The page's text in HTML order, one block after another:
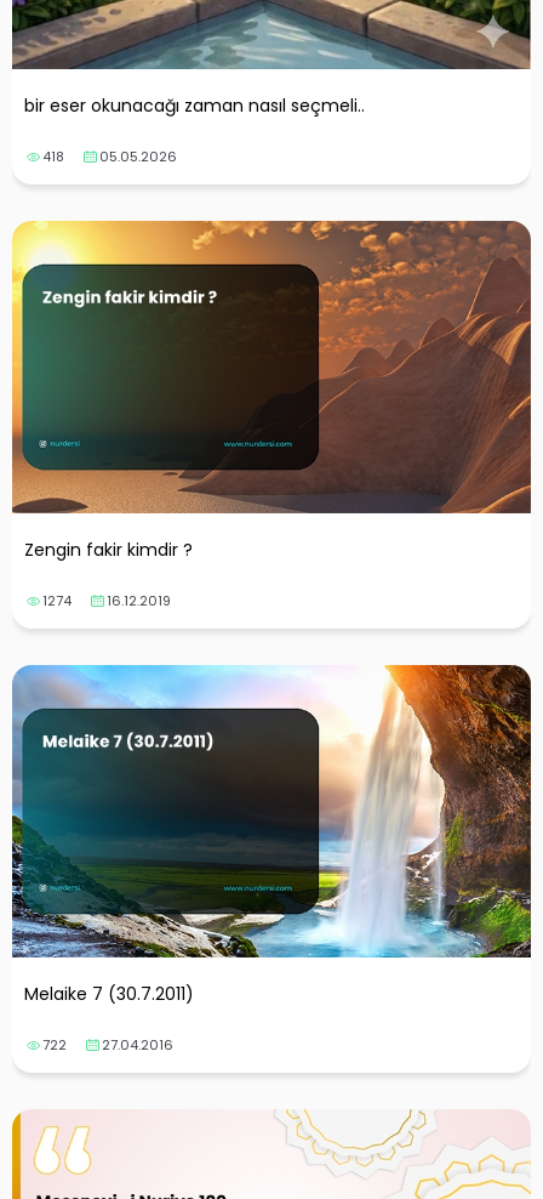
bir eser okunacağı zaman nasıl seçmeli..
418 05.05.2026
Zengin fakir kimdir ?
1274 16.12.2019
Melaike 7 (30.7.2011)
722 27.04.2016